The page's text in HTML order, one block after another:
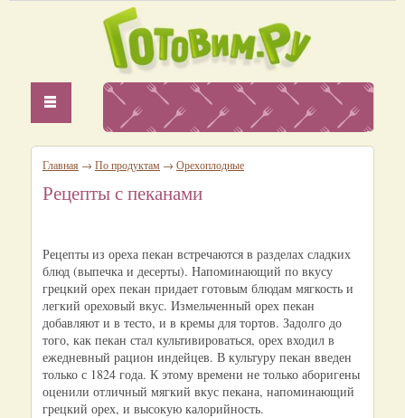
Главная → По продуктам → Орехоплодные
Рецепты с пеканами
Рецепты из ореха пекан встречаются в разделах сладких
блюд (выпечка и десерты). Напоминающий по вкусу
грецкий орех пекан придает готовым блюдам мягкость и
легкий ореховый вкус. Измельченный орех пекан
добавляют и в тесто, и в кремы для тортов. Задолго до
того, как пекан стал культивироваться, орех входил в
ежедневный рацион индейцев. В культуру пекан введен
только с 1824 года. К этому времени не только аборигены
оценили отличный мягкий вкус пекана, напоминающий
грецкий орех, и высокую калорийность.